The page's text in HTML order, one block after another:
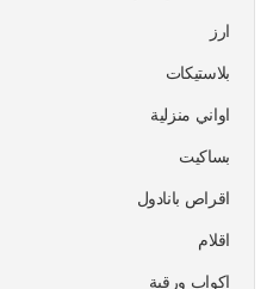
ارز
بلاستيكات
اواني منزلية
بساكيت
اقراص بانادول
اقلام
اكواب ورقية